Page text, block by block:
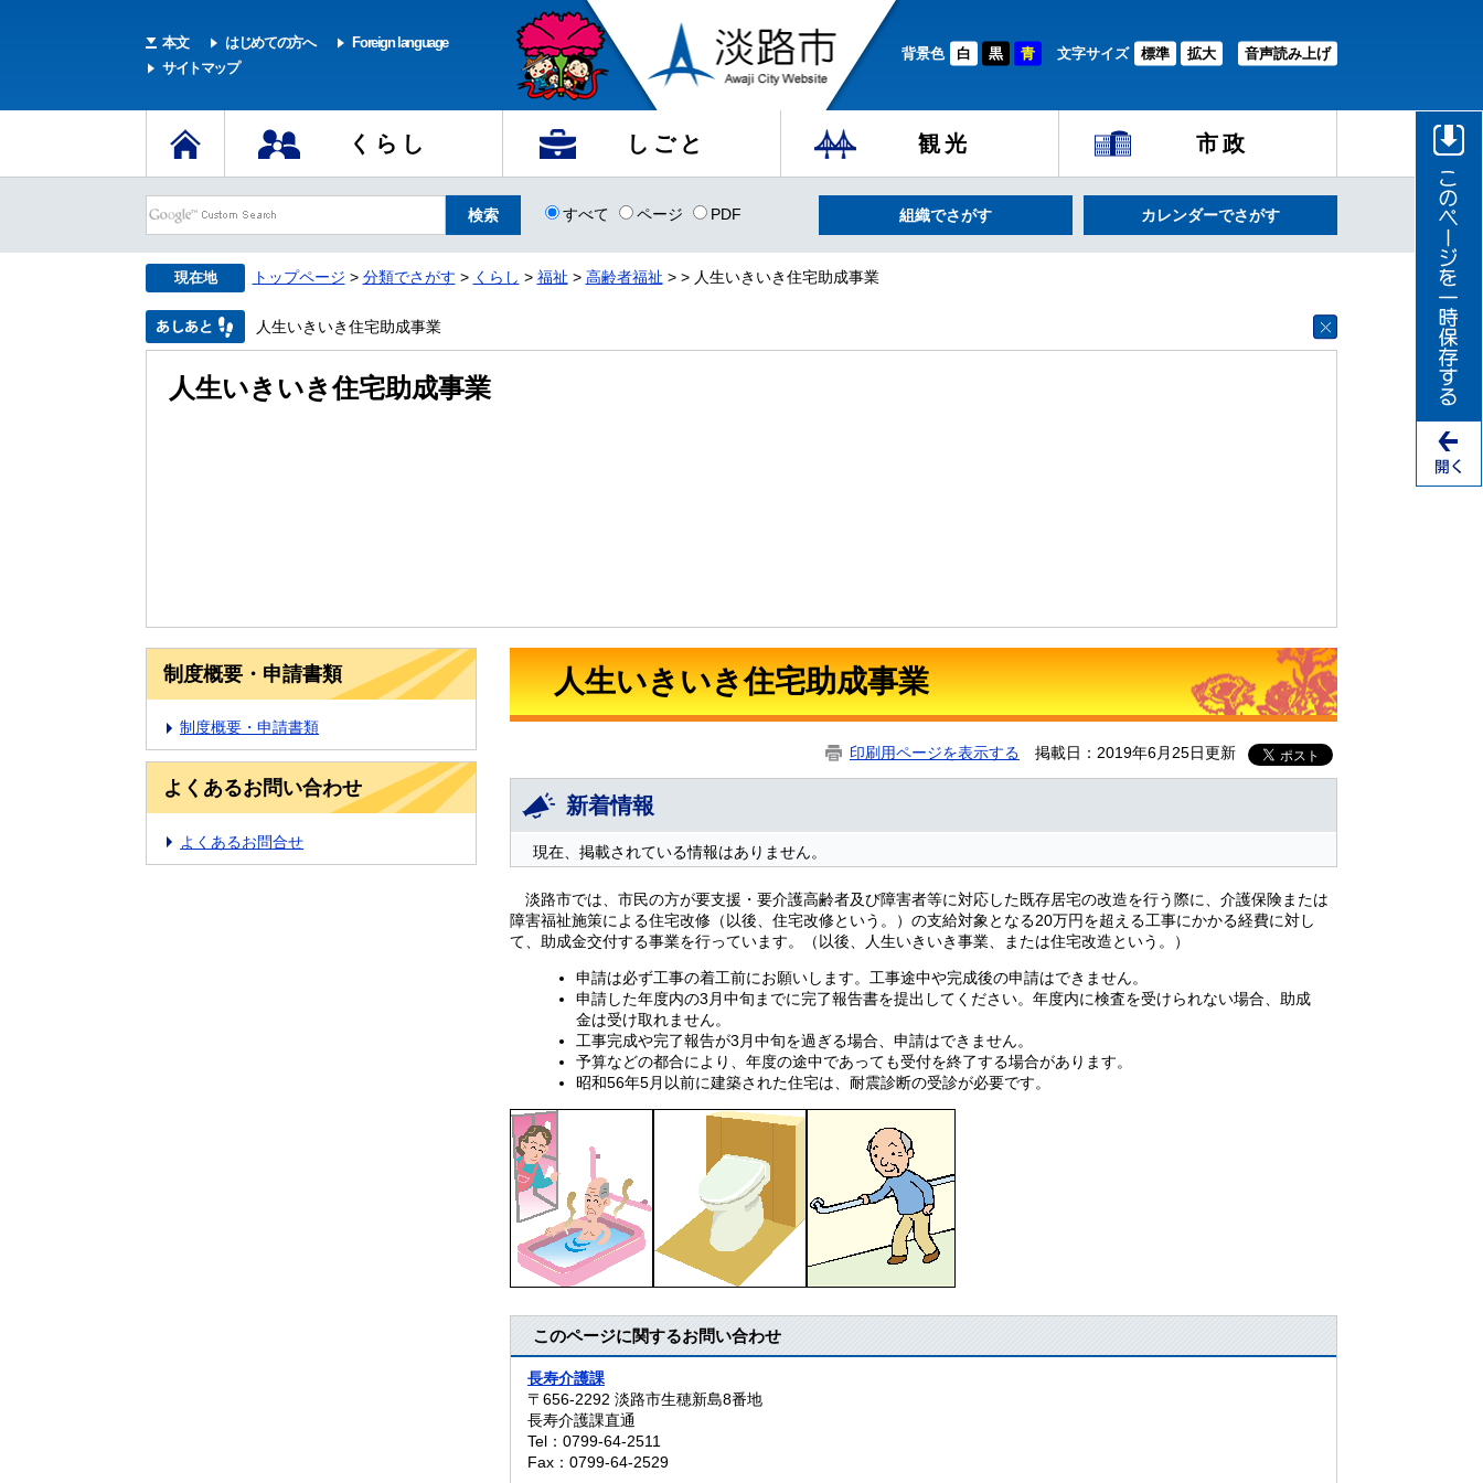
本文 はじめての方へ
Foreign language
サイトマップ
背景色 白 黒 青 文字サイズ 標準 拡大 音声読み上げ
くらし しごと 観光 市政
すべて ページ PDF 組織でさがす カレンダーでさがす
現在地 トップページ > 分類でさがす > くらし > 福祉 > 高齢者福祉 > > 人生いきいき住宅助成事業
人生いきいき住宅助成事業
人生いきいき住宅助成事業
制度概要・申請書類
制度概要・申請書類
よくあるお問い合わせ
よくあるお問合せ
人生いきいき住宅助成事業
印刷用ページを表示する 掲載日：2019年6月25日更新
新着情報
現在、掲載されている情報はありません。
淡路市では、市民の方が要支援・要介護高齢者及び障害者等に対応した既存居宅の改造を行う際に、介護保険または
障害福祉施策による住宅改修（以後、住宅改修という。）の支給対象となる20万円を超える工事にかかる経費に対し
て、助成金交付する事業を行っています。（以後、人生いきいき事業、または住宅改造という。）
申請は必ず工事の着工前にお願いします。工事途中や完成後の申請はできません。
申請した年度内の3月中旬までに完了報告書を提出してください。年度内に検査を受けられない場合、助成
金は受け取れません。
工事完成や完了報告が3月中旬を過ぎる場合、申請はできません。
予算などの都合により、年度の途中であっても受付を終了する場合があります。
昭和56年5月以前に建築された住宅は、耐震診断の受診が必要です。
このページに関するお問い合わせ
長寿介護課
〒656-2292 淡路市生穂新島8番地
長寿介護課直通
Tel：0799-64-2511
Fax：0799-64-2529